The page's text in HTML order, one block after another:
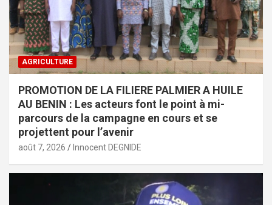
AGRICULTURE
PROMOTION DE LA FILIERE PALMIER A HUILE
AU BENIN : Les acteurs font le point à mi-
parcours de la campagne en cours et se
projettent pour l’avenir
août 7, 2026 Innocent DEGNIDE